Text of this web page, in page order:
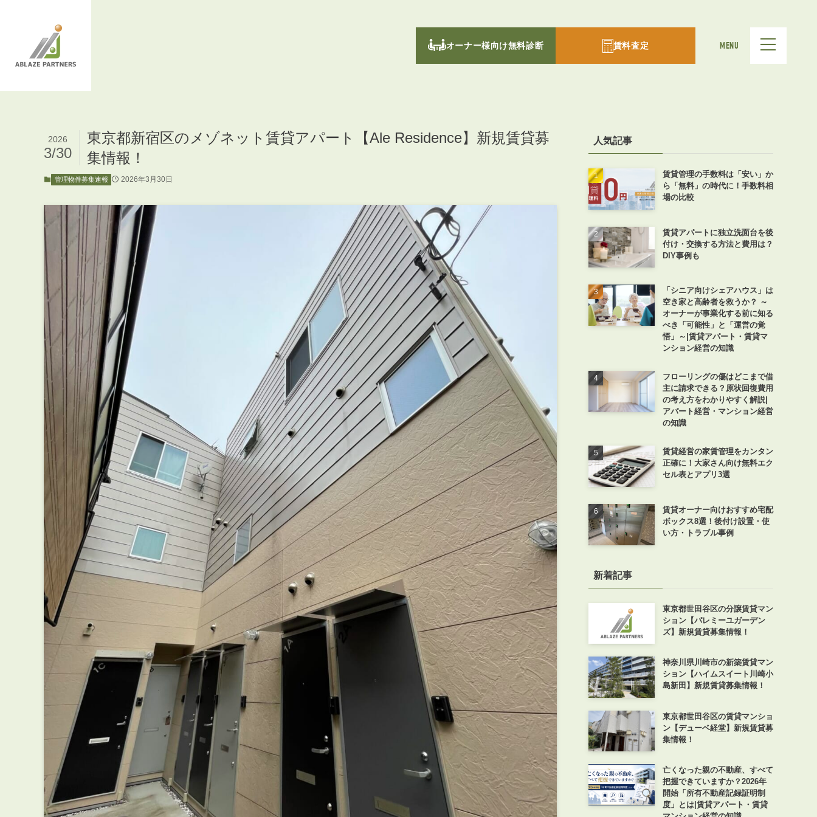
オーナー様向け無料診断 賃料査定 MENU
東京都新宿区のメゾネット賃貸アパート【Ale Residence】新規賃貸募
集情報！
2026
3/30
管理物件募集速報 2026年3月30日
人気記事
賃貸管理の手数料は「安い」か
ら「無料」の時代に！手数料相
場の比較
賃貸アパートに独立洗面台を後
付け・交換する方法と費用は？
DIY事例も
「シニア向けシェアハウス」は
空き家と高齢者を救うか？ ～
オーナーが事業化する前に知る
べき「可能性」と「運営の覚
悟」～|賃貸アパート・賃貸マ
ンション経営の知識
フローリングの傷はどこまで借
主に請求できる？原状回復費用
の考え方をわかりやすく解説|
アパート経営・マンション経営
の知識
賃貸経営の家賃管理をカンタン
正確に！大家さん向け無料エク
セル表とアプリ3選
賃貸オーナー向けおすすめ宅配
ボックス8選！後付け設置・使
い方・トラブル事例
新着記事
東京都世田谷区の分譲賃貸マン
ション【パレミーユガーデン
ズ】新規賃貸募集情報！
神奈川県川崎市の新築賃貸マン
ション【ハイムスイート川崎小
島新田】新規賃貸募集情報！
東京都世田谷区の賃貸マンショ
ン【デューベ経堂】新規賃貸募
集情報！
亡くなった親の不動産、すべて
把握できていますか？2026年
開始「所有不動産記録証明制
度」とは|賃貸アパート・賃貸